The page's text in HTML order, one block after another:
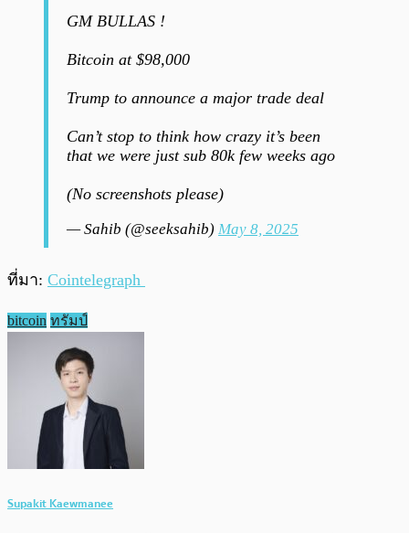
GM BULLAS !
Bitcoin at $98,000
Trump to announce a major trade deal
Can’t stop to think how crazy it’s been
that we were just sub 80k few weeks ago
(No screenshots please)
— Sahib (@seeksahib) May 8, 2025
ที่มา: Cointelegraph
bitcoin ทรัมป์
Supakit Kaewmanee